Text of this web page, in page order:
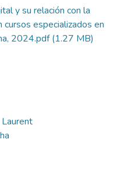
y su relación con la
especializados en
2024.pdf(1.27 MB)